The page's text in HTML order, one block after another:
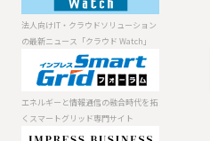
ラウドソリュー
ションの最新ニ
ュース「クラウ
「IT Leaders」
エネルギーと情
報通信の融合時
代を拓くスマー
トグリッド専門
ECに携わる人の
ためのメディア
「ネットショッ
プ担当者フォー
法人向けIT・クラウドソリューション
の最新ニュース「クラウド Watch」
エネルギーと情報通信の融合時代を拓
くスマートグリッド専門サイト